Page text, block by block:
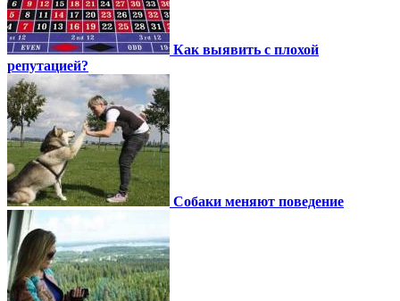
Как выявить с плохой
репутацией?
Собаки меняют поведение